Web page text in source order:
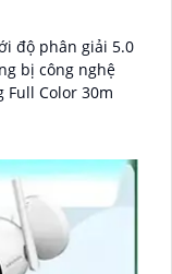
độ phân giải 5.0
Full Color 30m